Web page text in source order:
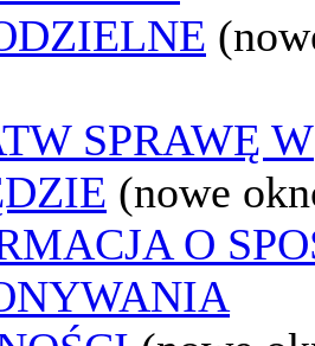
SPRAWĘ W
(nowe
O